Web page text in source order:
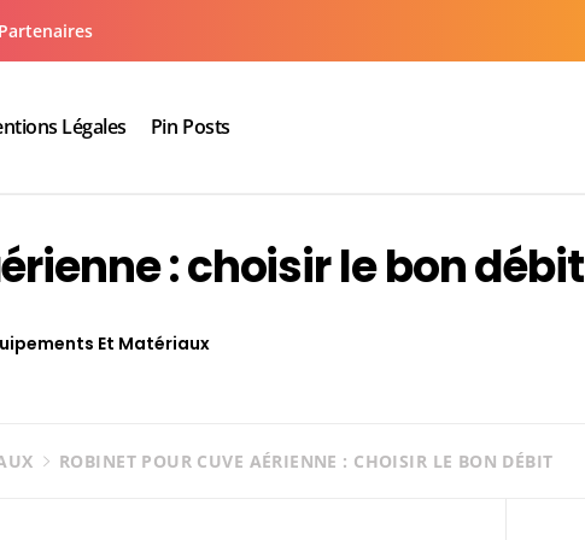
Partenaires
Légales Pin Posts
: choisir le bon débit
Et Matériaux
ROBINET POUR CUVE AÉRIENNE : CHOISIR LE BON DÉBIT